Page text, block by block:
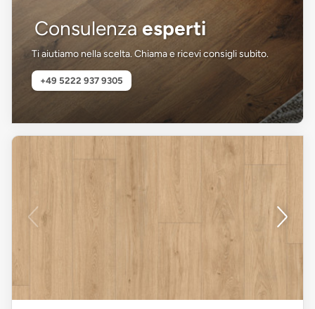
Consulenza esperti
Ti aiutiamo nella scelta. Chiama e ricevi consigli subito.
+49 5222 937 9305